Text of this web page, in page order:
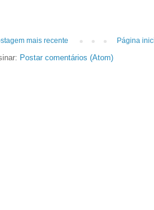
mais recente Página
Postar comentários (Atom)